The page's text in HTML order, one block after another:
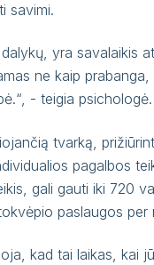
savimi.
yra savalaikis
ne kaip prabanga,
- teigia psichologė.
tvarką,
pagalbos
gali gauti iki 720
paslaugos per
kad tai laikas, kai